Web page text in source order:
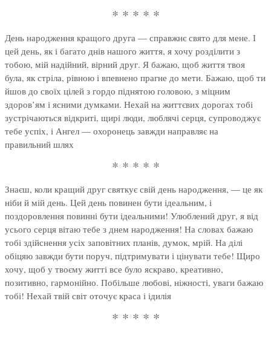
* * * * *
День народження кращого друга — справжнє свято для мене. І
цей день, як і багато днів нашого життя, я хочу розділити з
тобою, мій надійний, вірний друг. Я бажаю, щоб життя твоя
була, як стріла, рівною і впевнено прагне до мети. Бажаю, щоб ти
йшов до своїх цілей з гордо піднятою головою, з міцним
здоров’ям і ясними думками. Нехай на життєвих дорогах тобі
зустрічаються відкриті, щирі люди, люблячі серця, супроводжує
тебе успіх, і Ангел — охоронець завжди направляє на
правильний шлях
* * * * *
Знаєш, коли кращий друг святкує свій день народження, — це як
ніби й мій день. Цей день повинен бути ідеальним, і
поздоровлення повинні бути ідеальними! Улюблений друг, я від
усього серця вітаю тебе з днем народження! На словах бажаю
тобі здійснення усіх заповітних планів, думок, мрій. На ділі
обіцяю завжди бути поруч, підтримувати і цінувати тебе! Щиро
хочу, щоб у твоєму житті все було яскраво, креативно,
позитивно, гармонійно. Побільше любові, ніжності, уваги бажаю
тобі! Нехай твій світ оточує краса і ідилія
* * * * *